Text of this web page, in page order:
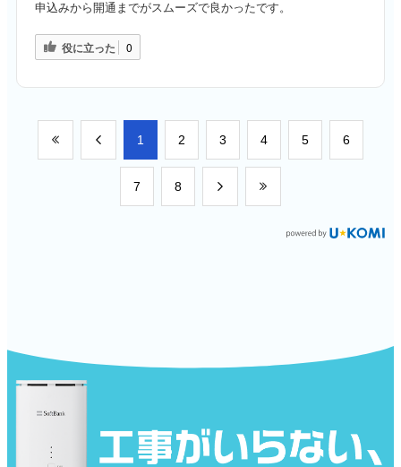
申込みから開通までがスムーズで良かったです。
役に立った 0
​1 ​2 ​3 ​4 ​5 ​6
​7 ​8